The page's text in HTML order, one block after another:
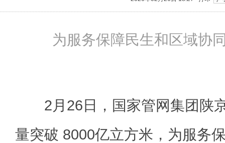
为服务保障民生和区域协
2月26日，国家管网集团陕
量突破 8000亿立方米，为服务